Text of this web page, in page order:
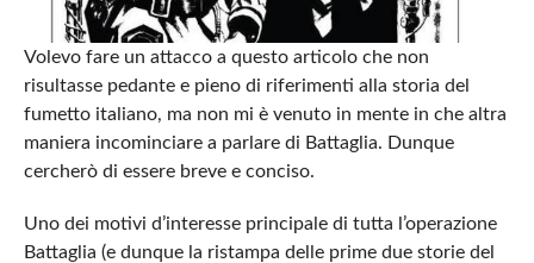
Volevo fare un attacco a questo articolo che non
risultasse pedante e pieno di riferimenti alla storia del
fumetto italiano, ma non mi è venuto in mente in che altra
maniera incominciare a parlare di Battaglia. Dunque
cercherò di essere breve e conciso.
Uno dei motivi d’interesse principale di tutta l’operazione
Battaglia (e dunque la ristampa delle prime due storie del